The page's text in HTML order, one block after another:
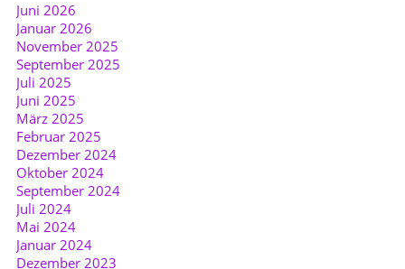
Juni 2026
Januar 2026
November 2025
September 2025
Juli 2025
Juni 2025
März 2025
Februar 2025
Dezember 2024
Oktober 2024
September 2024
Juli 2024
Mai 2024
Januar 2024
Dezember 2023